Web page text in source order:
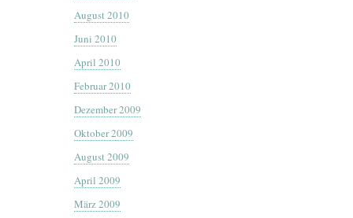
August 2010
Juni 2010
April 2010
Februar 2010
Dezember 2009
Oktober 2009
August 2009
April 2009
März 2009